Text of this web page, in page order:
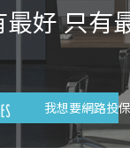
好 只有
我想要網路投